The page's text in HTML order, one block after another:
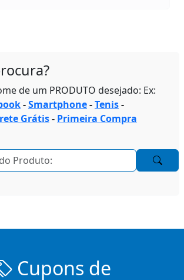
de um PRODUTO desejado: Ex:
-Smartphone-Tenis-
Grátis- Primeira Compra
Cupons de